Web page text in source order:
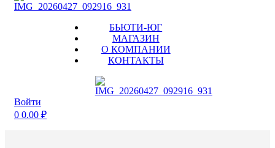
БЬЮТИ-ЮГ
МАГАЗИН
О КОМПАНИИ
КОНТАКТЫ
Войти
0 0.00 ₽